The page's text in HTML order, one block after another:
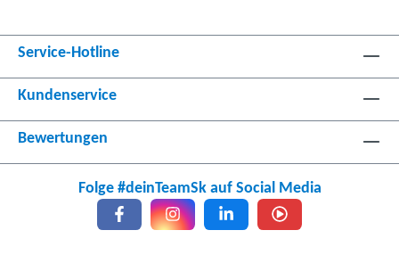
Service-Hotline
Kundenservice
Bewertungen
Folge #deinTeamSk auf Social Media